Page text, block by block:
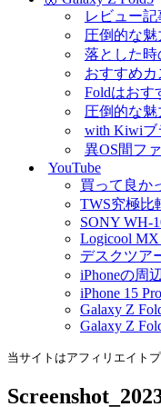
レビュー記
圧倒的な魅
落とした時
おすすめカ
Foldはおす
圧倒的な魅
with Kiwiブ
異OS間フ
YouTube
買って良か
TWS究極比
SONY WH-
Logicool MX
デスクツア
iPhoneの周
iPhone 15 Pro
Galaxy Z
Galaxy Z
当サイトはアフィリエイト